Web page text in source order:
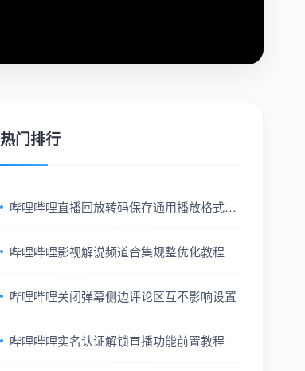
热门排行
哔哩哔哩直播回放转码保存通用播放格式教
哔哩哔哩影视解说频道合集规整优化教程
哔哩哔哩关闭弹幕侧边评论区互不影响设置
哔哩哔哩实名认证解锁直播功能前置教程